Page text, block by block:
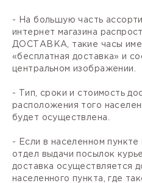
- На большую часть
интернет магазина
ДОСТАВКА, такие часы
«бесплатная доставка» и
центральном изображении.
- Тип, сроки и стоимость
расположения того
будет осуществлена.
- Если в населенном пункте
отдел выдачи посылок
доставка осуществляется
населенного пункта, где